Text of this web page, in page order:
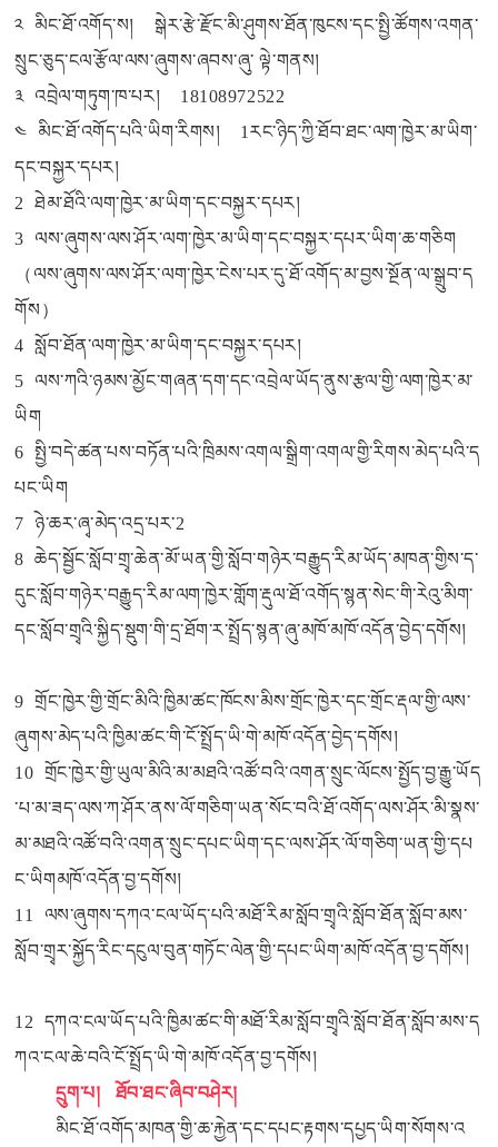
༢ མིང་ཐོ་འགོད་ས། སྒེར་རྩེ་རྫོང་མི་ཤུགས་ཐོན་ཁུངས་དང་སྤྱི་ཚོགས་འགན་
སྲུང་ཅུད་ངལ་རྩོལ་ལས་ཞུགས་ཞབས་ཞུ་ ལྟེ་གནས།
༣ འབྲེལ་གཏུག་ཁ་པར། 18108972522
༤ མིང་ཐོ་འགོད་པའི་ཡིག་རིགས། 1རང་ཉིད་ཀྱི་ཐོབ་ཐང་ལག་ཁྱེར་མ་ཡིག་
དང་བསྐྱར་དཔར།
2 ཐེམ་ཐོའི་ལག་ཁྱེར་མ་ཡིག་དང་བསྐྱར་དཔར།
3 ལས་ཞུགས་ལས་ཤོར་ལག་ཁྱེར་མ་ཡིག་དང་བསྐྱར་དཔར་ཡིག་ཆ་གཅིག
（ལས་ཞུགས་ལས་ཤོར་ལག་ཁྱེར་ངེས་པར་དུ་ཐོ་འགོད་མ་བྱས་སྔོན་ལ་སྒྲུབ་ད
གོས）
4 སློབ་ཐོན་ལག་ཁྱེར་མ་ཡིག་དང་བསྐྱར་དཔར།
5 ལས་ཀའི་ཉམས་མྱོང་གཞན་དག་དང་འབྲེལ་ཡོད་ནུས་རྩལ་གྱི་ལག་ཁྱེར་མ་
ཡིག
6 སྤྱི་བདེ་ཚན་པས་བཏོན་པའི་ཁྲིམས་འགལ་སྒྲིག་འགལ་གྱི་རིགས་མེད་པའི་ད
པང་ཡིག
7 ཉེ་ཆར་ཞྭ་མེད་འདྲ་པར་2
8 ཆེད་སྦྱོང་སློབ་གྲྭ་ཆེན་མོ་ཡན་གྱི་སློབ་གཉེར་བརྒྱུད་རིམ་ཡོད་མཁན་གྱིས་ད་
དུང་སློབ་གཉེར་བརྒྱུད་རིམ་ལག་ཁྱེར་གློག་རྡུལ་ཐོ་འགོད་སྙན་སེང་གི་རེའུ་མིག་
དང་སློབ་གྲྭའི་སྐྱིད་སྡུག་གི་དྲ་ཐོག་ར་སྤྲོད་སྙན་ཞུ་མཁོ་མཁོ་འདོན་བྱེད་དགོས།
9 གྲོང་ཁྱེར་གྱི་གྲོང་མིའི་ཁྱིམ་ཚང་ཁོངས་མིས་གྲོང་ཁྱེར་དང་གྲོང་རྡལ་གྱི་ལས་
ཞུགས་མེད་པའི་ཁྱིམ་ཚང་གི་ངོ་སྤྲོད་ཡི་གེ་མཁོ་འདོན་བྱེད་དགོས།
10 གྲོང་ཁྱེར་གྱི་ཡུལ་མིའི་མ་མཐའི་འཚོ་བའི་འགན་སྲུང་ལོངས་སྤྱོད་བྱ་རྒྱུ་ཡོད
་པ་མ་ཟད་ལས་ཀ་ཤོར་ནས་ལོ་གཅིག་ཡན་སོང་བའི་ཐོ་འགོད་ལས་ཤོར་མི་སྣས་
མ་མཐའི་འཚོ་བའི་འགན་སྲུང་དཔང་ཡིག་དང་ལས་ཤོར་ལོ་གཅིག་ཡན་གྱི་དཔ
ང་ཡིགམཁོ་འདོན་བྱ་དགོས།
11 ལས་ཞུགས་དཀའ་ངལ་ཡོད་པའི་མཐོ་རིམ་སློབ་གྲྭའི་སློབ་ཐོན་སློབ་མས་
སློབ་གྲྭར་སྐྱོད་རིང་དངུལ་བུན་གཏོང་ལེན་གྱི་དཔང་ཡིག་མཁོ་འདོན་བྱ་དགོས།
12 དཀའ་ངལ་ཡོད་པའི་ཁྱིམ་ཚང་གི་མཐོ་རིམ་སློབ་གྲྭའི་སློབ་ཐོན་སློབ་མས་ད
ཀའ་ངལ་ཆེ་བའི་ངོ་སྤྲོད་ཡི་གེ་མཁོ་འདོན་བྱ་དགོས།
དྲུག་པ། ཐོབ་ཐང་ཞིབ་བཤེར།
མིང་ཐོ་འགོད་མཁན་གྱི་ཆ་རྐྱེན་དང་དཔང་རྟགས་དཔྱད་ཡིག་སོགས་འ